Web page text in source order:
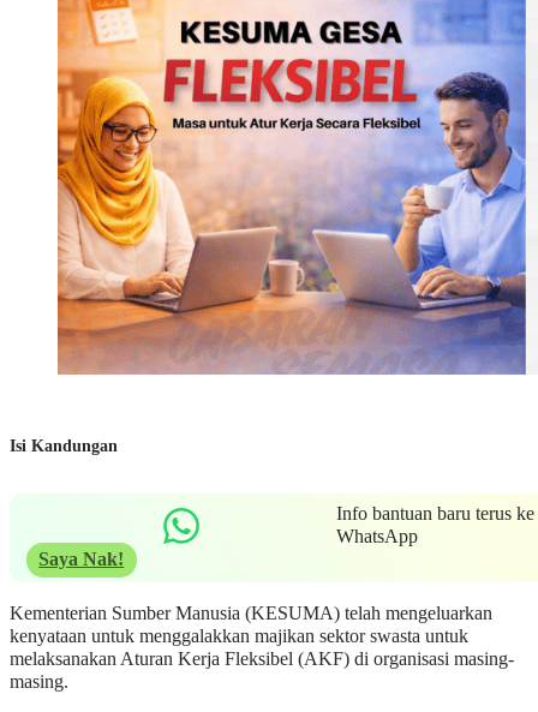
Isi Kandungan
Info bantuan baru terus ke
WhatsApp
Saya Nak!
Kementerian Sumber Manusia (KESUMA) telah mengeluarkan
kenyataan untuk menggalakkan majikan sektor swasta untuk
melaksanakan Aturan Kerja Fleksibel (AKF) di organisasi masing-
masing.